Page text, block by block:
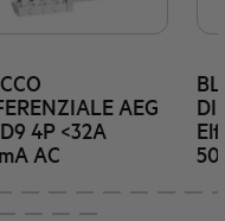
AEG
4P <32A
AC